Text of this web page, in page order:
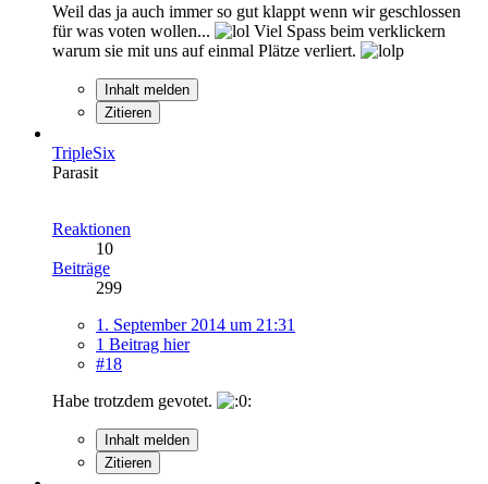
Weil das ja auch immer so gut klappt wenn wir geschlossen
für was voten wollen...
Viel Spass beim verklickern
warum sie mit uns auf einmal Plätze verliert.
Inhalt melden
Zitieren
TripleSix
Parasit
Reaktionen
10
Beiträge
299
1. September 2014 um 21:31
1 Beitrag hier
#18
Habe trotzdem gevotet.
Inhalt melden
Zitieren